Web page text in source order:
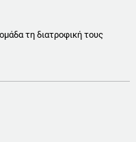
τη διατροφική τους